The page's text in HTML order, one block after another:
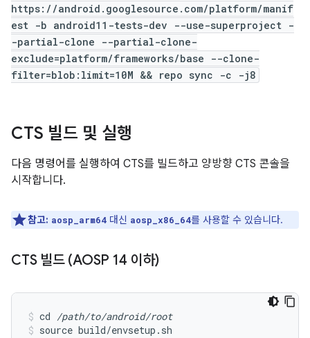
https://android.googlesource.com/platform/manif
est -b android11-tests-dev --use-superproject -
-partial-clone --partial-clone-
exclude=platform/frameworks/base --clone-
filter=blob:limit=10M && repo sync -c -j8
CTS 빌드 및 실행
다음 명령어를 실행하여 CTS를 빌드하고 양방향 CTS 콘솔을
시작합니다.
참고: aosp_arm64 대신 aosp_x86_64를 사용할 수 있습니다.
CTS 빌드 (AOSP 14 이하)
cd /path/to/android/root
source build/envsetup.sh